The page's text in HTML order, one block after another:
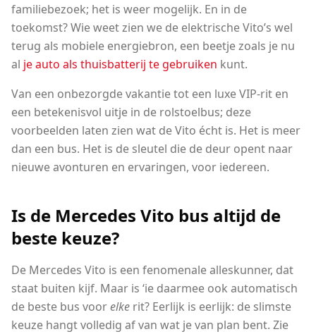
familiebezoek; het is weer mogelijk. En in de
toekomst? Wie weet zien we de elektrische Vito’s wel
terug als mobiele energiebron, een beetje zoals je nu
al je auto als thuisbatterij te gebruiken kunt.
Van een onbezorgde vakantie tot een luxe VIP-rit en
een betekenisvol uitje in de rolstoelbus; deze
voorbeelden laten zien wat de Vito écht is. Het is meer
dan een bus. Het is de sleutel die de deur opent naar
nieuwe avonturen en ervaringen, voor iedereen.
Is de Mercedes Vito bus altijd de
beste keuze?
De Mercedes Vito is een fenomenale alleskunner, dat
staat buiten kijf. Maar is ‘ie daarmee ook automatisch
de beste bus voorelke rit? Eerlijk is eerlijk: de slimste
keuze hangt volledig af van wat je van plan bent. Zie